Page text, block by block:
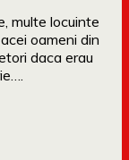
multe locuinte
oameni din
daca erau